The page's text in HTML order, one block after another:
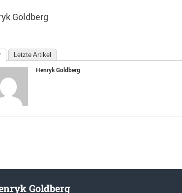
Goldberg
Letzte Artikel
Henryk Goldberg
Goldberg